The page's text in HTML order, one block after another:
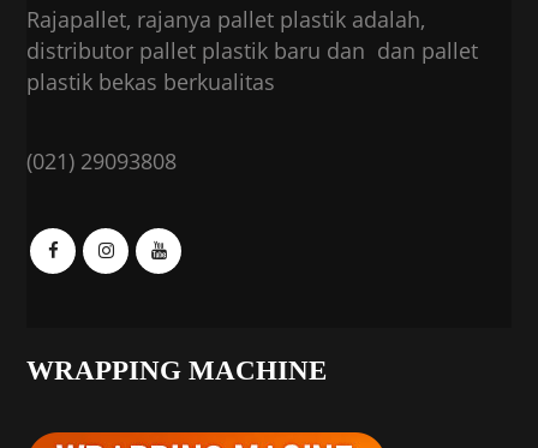
Rajapallet, rajanya pallet plastik adalah,
distributor pallet plastik baru dan dan pallet
plastik bekas berkualitas
(021) 29093808
WRAPPING MACHINE